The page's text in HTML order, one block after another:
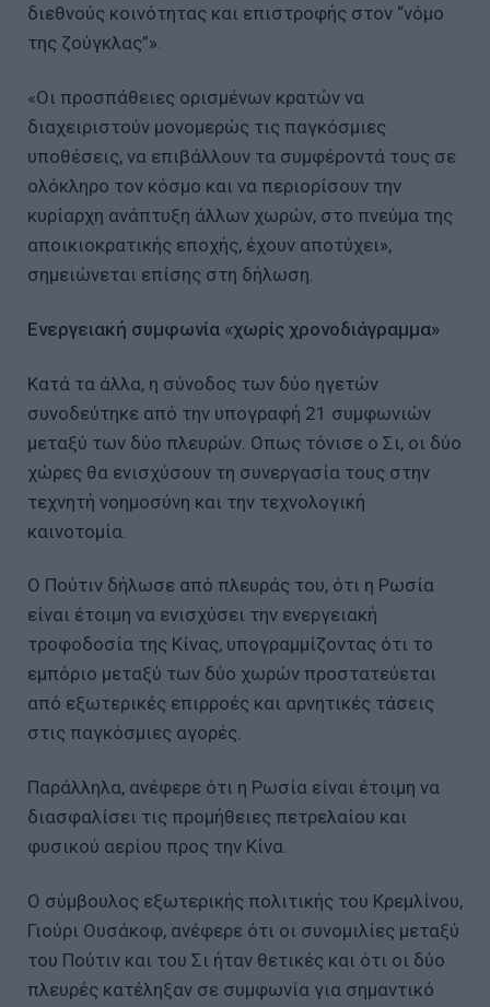
διεθνούς κοινότητας και επιστροφής στον “νόμο
της ζούγκλας”».
«Οι προσπάθειες ορισμένων κρατών να
διαχειριστούν μονομερώς τις παγκόσμιες
υποθέσεις, να επιβάλλουν τα συμφέροντά τους σε
ολόκληρο τον κόσμο και να περιορίσουν την
κυρίαρχη ανάπτυξη άλλων χωρών, στο πνεύμα της
αποικιοκρατικής εποχής, έχουν αποτύχει»,
σημειώνεται επίσης στη δήλωση.
Ενεργειακή συμφωνία «χωρίς χρονοδιάγραμμα»
Κατά τα άλλα, η σύνοδος των δύο ηγετών
συνοδεύτηκε από την υπογραφή 21 συμφωνιών
μεταξύ των δύο πλευρών. Οπως τόνισε ο Σι, οι δύο
χώρες θα ενισχύσουν τη συνεργασία τους στην
τεχνητή νοημοσύνη και την τεχνολογική
καινοτομία.
Ο Πούτιν δήλωσε από πλευράς του, ότι η Ρωσία
είναι έτοιμη να ενισχύσει την ενεργειακή
τροφοδοσία της Κίνας, υπογραμμίζοντας ότι το
εμπόριο μεταξύ των δύο χωρών προστατεύεται
από εξωτερικές επιρροές και αρνητικές τάσεις
στις παγκόσμιες αγορές.
Παράλληλα, ανέφερε ότι η Ρωσία είναι έτοιμη να
διασφαλίσει τις προμήθειες πετρελαίου και
φυσικού αερίου προς την Κίνα.
Ο σύμβουλος εξωτερικής πολιτικής του Κρεμλίνου,
Γιούρι Ουσάκοφ, ανέφερε ότι οι συνομιλίες μεταξύ
του Πούτιν και του Σι ήταν θετικές και ότι οι δύο
πλευρές κατέληξαν σε συμφωνία για σημαντικό